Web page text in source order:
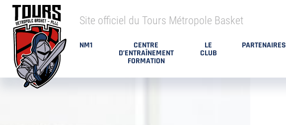
Site officiel du Tours Métropole Basket
NM1 CENTRE
D’ENTRAÎNEMENT
FORMATION
LE
CLUB
PARTENAIRES